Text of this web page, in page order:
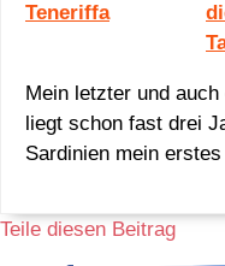
Mein letzter und
liegt schon fast drei
Sardinien mein
Teile diesen Beitrag